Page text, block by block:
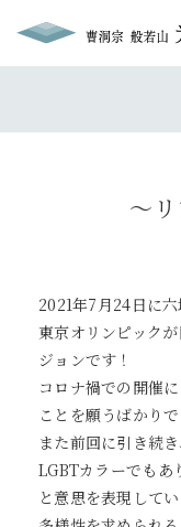
〜
2021年7月24日に
東京オリンピック
ジョンです！
コロナ禍での開催
ことを願うばかりで
また前回に引き続
LGBTカラーでもあ
と意思を表現してい